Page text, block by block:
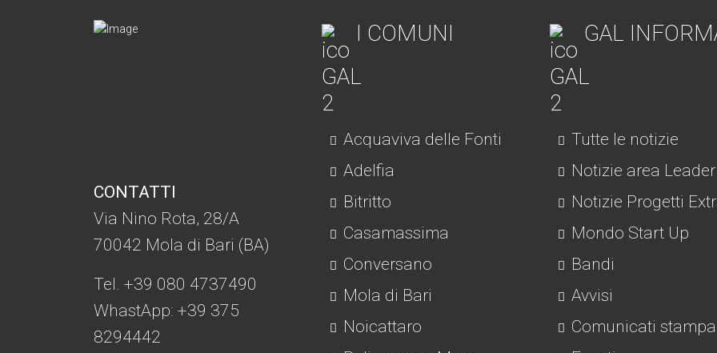
CONTATTI
Via Nino Rota, 28/A
70042 Mola di Bari (BA)
Tel. +39 080 4737490
WhastApp: +39 375
8294442
I COMUNI
Acquaviva delle Fonti
Adelfia
Bitritto
Casamassima
Conversano
Mola di Bari
Noicattaro
GAL
Tutte le notizie
Notizie area Leader
Notizie Progetti
Mondo Start Up
Bandi
Avvisi
Comunicati stampa